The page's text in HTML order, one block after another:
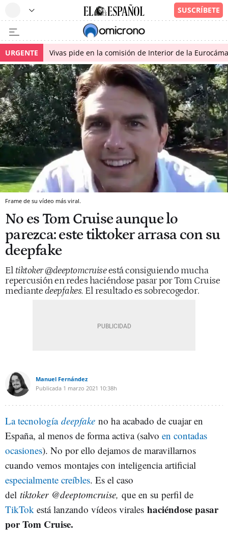
URGENTE Vivas pide en la comisión de Interior de la
Frame de su vídeo más viral.
No es Tom Cruise aunque lo
parezca: este tiktoker arrasa con su
deepfake
El tiktoker @deeptomcruiseestá consiguiendo mucha
repercusión en redes haciéndose pasar por Tom Cruise
mediantedeepfakes. El resultado es sobrecogedor.
Manuel Fernández
Publicada 1 marzo 2021 10:38h
La tecnología deepfake no ha acabado de cuajar en
España, al menos de forma activa (salvo en contadas
ocasiones). No por ello dejamos de maravillarnos
cuando vemos montajes con inteligencia artificial
especialmente creíbles. Es el caso
del tiktoker @deeptomcruise, que en su perfil de
TikTok está lanzando vídeos virales haciéndose pasar
por Tom Cruise.